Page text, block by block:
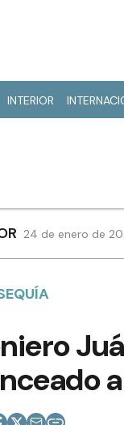
INTERIOR
24 de enero de